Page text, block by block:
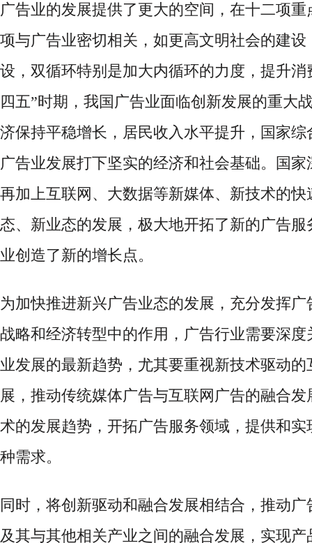
广告业的发展提供了更大的空间，在十二项
项与广告业密切相关，如更高文明社会的建设
设，双循环特别是加大内循环的力度，提升消
四五”时期，我国广告业面临创新发展的重大
济保持平稳增长，居民收入水平提升，国家综
广告业发展打下坚实的经济和社会基础。国
再加上互联网、大数据等新媒体、新技术的快
态、新业态的发展，极大地开拓了新的广告
业创造了新的增长点。
为加快推进新兴广告业态的发展，充分发挥
战略和经济转型中的作用，广告行业需要深
业发展的最新趋势，尤其要重视新技术驱动
展，推动传统媒体广告与互联网广告的融合
术的发展趋势，开拓广告服务领域，提供和实
种需求。
同时，将创新驱动和融合发展相结合，推动
及其与其他相关产业之间的融合发展，实现